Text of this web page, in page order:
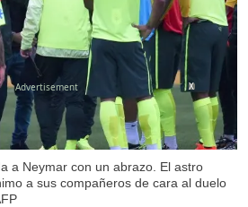
a Neymar con un abrazo. El astro
a sus compañeros de cara al duelo
X